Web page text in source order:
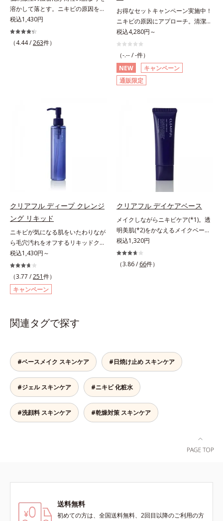
が浸透してから成分を放出する特殊
技術によって、高い浸透力(*2)と安
定性を実現。毛穴の目立ちをしっか
りケア(*3)して、ゆらぎやすいニキ
ビ肌を、みずみずしい清潔な垢抜け
ン酸、ユズセラミド、スフィンゴ糖
脂質*2 角層内*3 うるおいによりキ
メを整えて毛穴を目立たなくする*4
洗浄による汚れの除去*5 すべての
方に皮膚刺激がおきないというわけ
ではありません※敏感肌対象パッチ
テスト済（すべての人に皮膚刺激が
おきないというわけではありませ
から成分を放出する特殊技術によっ
て、高い浸透力(*2)と安定性を実
現。毛穴の目立ちをしっかりケア
(*3)して、ゆらぎやすいニキビ肌
を、みずみずしい清潔な垢抜け肌
(*4)へと導きます。たっぷりの保湿
成分で低刺激。敏感肌の方にもお使
いいただけます(*5)。*1 テトラ2-ヘ
キシルデカン酸アスコルビル、天然
酸、ユズセラミド、スフィンゴ糖脂
質*2 角層内*3 うるおいによりキメ
を整えて毛穴を目立たなくする*4
洗浄による汚れの除去*5 すべての
方に皮膚刺激がおきないというわけ
テスト済（すべての人に皮膚刺激が
おきないというわけではありませ
溶かして落とす。ニキビの原因を残
さないクリアな肌に洗い上げる洗顔
料。「ニキビをくり返してしまう」
「毛穴目立ちが気になる」「マスク
です。5種の和漢植物由来成分とコ
ラーゲンが肌をいたわりながらうる
おいを与え、バリア機能を維持。ニ
キビができにくい肌を目指します。
した5種の整肌成分(*1)から成る
「ナノVCショットカプセル」を配
合。カプセルが浸透してから成分を
透力(*2)と安定性を実現。毛穴の目
立ちをしっかりケア(*3)して、ゆら
ぎやすいニキビ肌を、みずみずしい
清潔な垢抜け肌(*4)へと導きます。
たっぷりの保湿成分で低刺激。敏感
(*5)。*1 テトラ2-ヘキシルデカン酸
アスコルビル、天然ビタミンE、イ
ノシット、フィチン酸、ユズセラミ
目立たなくする*4 洗浄による汚れ
※敏感肌対象パッチテスト済（すべ
ての人に皮膚刺激がおきないという
税込1,430円
（4.44 /263件）
お得なセットキャンペーン実施中！
ニキビの原因にアプローチ。清潔な
垢抜け肌(*1)へ。「ニキビをくり返
してしまう」「毛穴目立ち(*2)が気
になる」「マスク生活であごや口ま
わりのニキビが気になる」というお
悩みに。くり返しニキビの根本原因
「肌のバリア機能の低下」と、肌悩
ンケアシリーズです。5種の和漢植
物由来成分とコラーゲンが肌をいた
わりながらうるおいを与え、バリア
機能を維持。ニキビができにくい肌
を目指します。さらにビタミンC誘
導体(*3)と5種の整肌成分(*4)から成
る「ナノVCショットカプセル(*5)」
て、高い浸透力(*6)と安定性を実
現。毛穴の目立ちをしっかりケア
(*7)して、ゆらぎやすいニキビ肌
を、みずみずしい清潔な垢抜け肌
(*1)へと導きます。たっぷりの保湿
成分で低刺激。敏感肌の方にもお使
シット、フィチン酸、ユズセラミ
ド、スフィンゴ糖脂質*5 テトラ2-
ヘキシルデカン酸アスコルビル、天
然ビタミンE、イノシット、フィチ
ン酸、ユズセラミド、スフィンゴ糖
脂質配合＝肌をなめらかに整える整
肌成分*6 角層まで*7 うるおいによ
る*8 すべての方に皮膚刺激がおき
ないというわけではありません※敏
ではありません）※弱酸性（ローシ
税込4,280円～
（-.-- / -件）
NEW
キャンペーン
通販限定
クリアフル ディープ クレンジ
ング リキッド
ニキビが気になる肌をいたわりなが
ら毛穴汚れをオフするリキッドクレ
ンジング。ニキビにお悩みの肌をい
たわりながら、メイクをしっかりオ
フするリキッドクレンジングです。
ファンデーション、ポイントメイク
などの個々の汚れに対応する洗浄成
キビの原因となる毛穴の詰まりとメ
にオルビスのニキビ対策スキンケア
「クリアフルシリーズ」と共通の成
分も配合し、クリアな肌へ。肌への
摩擦を軽減させるための厚みのある
テクスチャーと、たっぷり40％のう
るおい成分、植物由来の洗浄成分も
配合し、繊細な肌をやさしく洗い上
税込1,430円～
（3.77 /251件）
キャンペーン
クリアフル デイケアベース
メイクしながらニキビケア(*1)。透
明美肌(*2)をかなえるメイクベー
ス。ニキビがあると、メイクはニキ
ビに良くないのではないかと心配に
なりがち。しかし何も塗らないと、
ます。ピンク味のあるベージュ色
で、塗るとくすみがさっと払われ、
肌が自然とトーンアップ。しっとり
とした美しい仕上がりが続きます。
SPF28・PA+++で、ニキビ肌を紫外
線ダメージからもしっかりガードし
ます。※敏感肌対象パッチテスト済
というわけではありません）*1 ニ
キビ・肌荒れを防ぐ*2 うるおいに
税込1,320円
（3.86 / 66件）
関連タグで探す
#ベースメイク スキンケア #日焼け止め スキンケア
#ジェル スキンケア #ニキビ 化粧水
#洗顔料 スキンケア #乾燥対策 スキンケア
送料無料
初めての方は、全国送料無料、2回目以降のご利用の方